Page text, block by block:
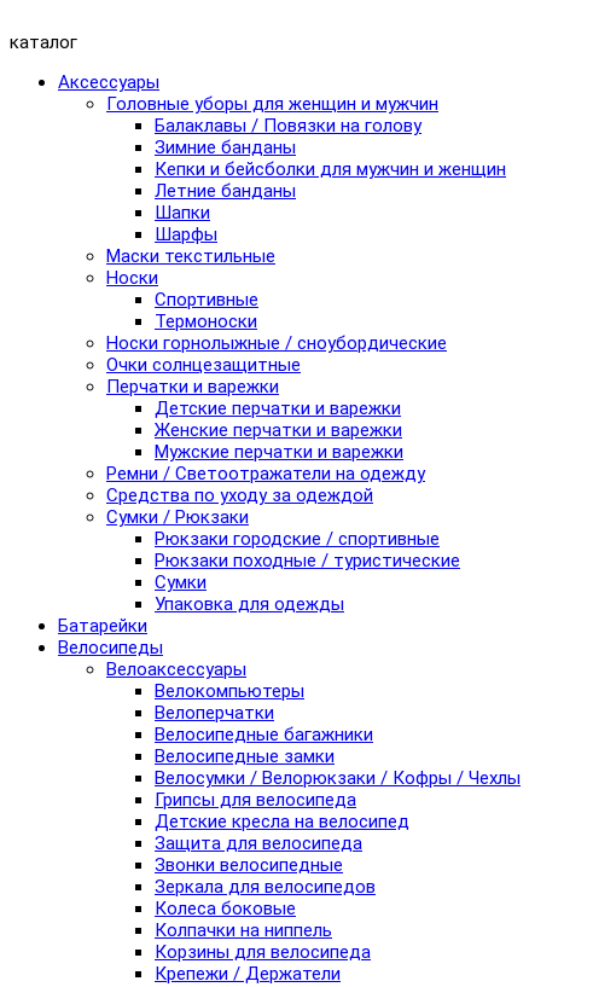
каталог
Аксессуары
Головные уборы для женщин и мужчин
Балаклавы / Повязки на голову
Зимние банданы
Кепки и бейсболки для мужчин и женщин
Летние банданы
Шапки
Шарфы
Маски текстильные
Носки
Спортивные
Термоноски
Носки горнолыжные / сноубордические
Очки солнцезащитные
Перчатки и варежки
Детские перчатки и варежки
Женские перчатки и варежки
Мужские перчатки и варежки
Ремни / Светоотражатели на одежду
Средства по уходу за одеждой
Сумки / Рюкзаки
Рюкзаки городские / спортивные
Рюкзаки походные / туристические
Сумки
Упаковка для одежды
Батарейки
Велосипеды
Велоаксессуары
Велокомпьютеры
Велоперчатки
Велосипедные багажники
Велосипедные замки
Велосумки / Велорюкзаки / Кофры / Чехлы
Грипсы для велосипеда
Детские кресла на велосипед
Защита для велосипеда
Звонки велосипедные
Зеркала для велосипедов
Колеса боковые
Колпачки на ниппель
Корзины для велосипеда
Крепежи / Держатели